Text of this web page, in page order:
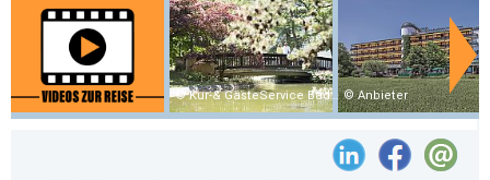
Kur-& GästeService Bad Füssing Anbieter